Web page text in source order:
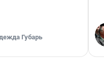
Губарь